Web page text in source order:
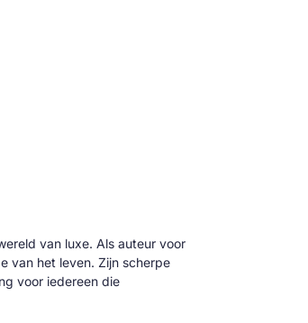
van luxe. Als auteur voor
van het leven. Zijn scherpe
voor iedereen die